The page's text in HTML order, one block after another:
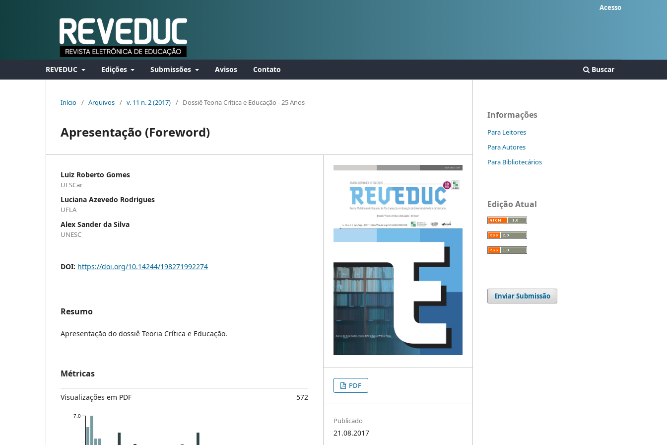
REVEDUC Edições Submissões Avisos Contato Buscar
Acesso
Início / Arquivos / v. 11 n. 2 (2017) / Dossiê Teoria Crítica e Educação - 25 Anos
Apresentação (Foreword)
Luiz Roberto Gomes
UFSCar
Luciana Azevedo Rodrigues
UFLA
Alex Sander da Silva
UNESC
DOI: https://doi.org/10.14244/198271992274
Resumo
Apresentação do dossiê Teoria Crítica e Educação.
Métricas
Visualizações em PDF 572
7.0
PDF
Publicado
21.08.2017
Informações
Para Leitores
Para Autores
Para Bibliotecários
Edição Atual
Enviar Submissão